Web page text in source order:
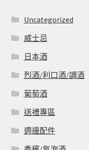
Uncategorized
威士忌
日本酒
烈酒/利口酒/調酒
葡萄酒
送禮專區
週邊配件